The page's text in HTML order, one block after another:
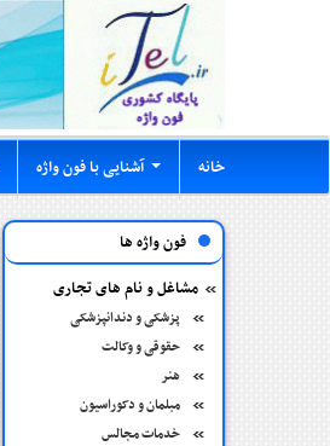
آشنایی با فون واژه خانه
فون واژه ها
مشاغل و نام های تجاری
پزشکی و دندانپزشکی
حقوقی و وکالت
هنر
مبلمان و دکوراسیون
خدمات مجالس